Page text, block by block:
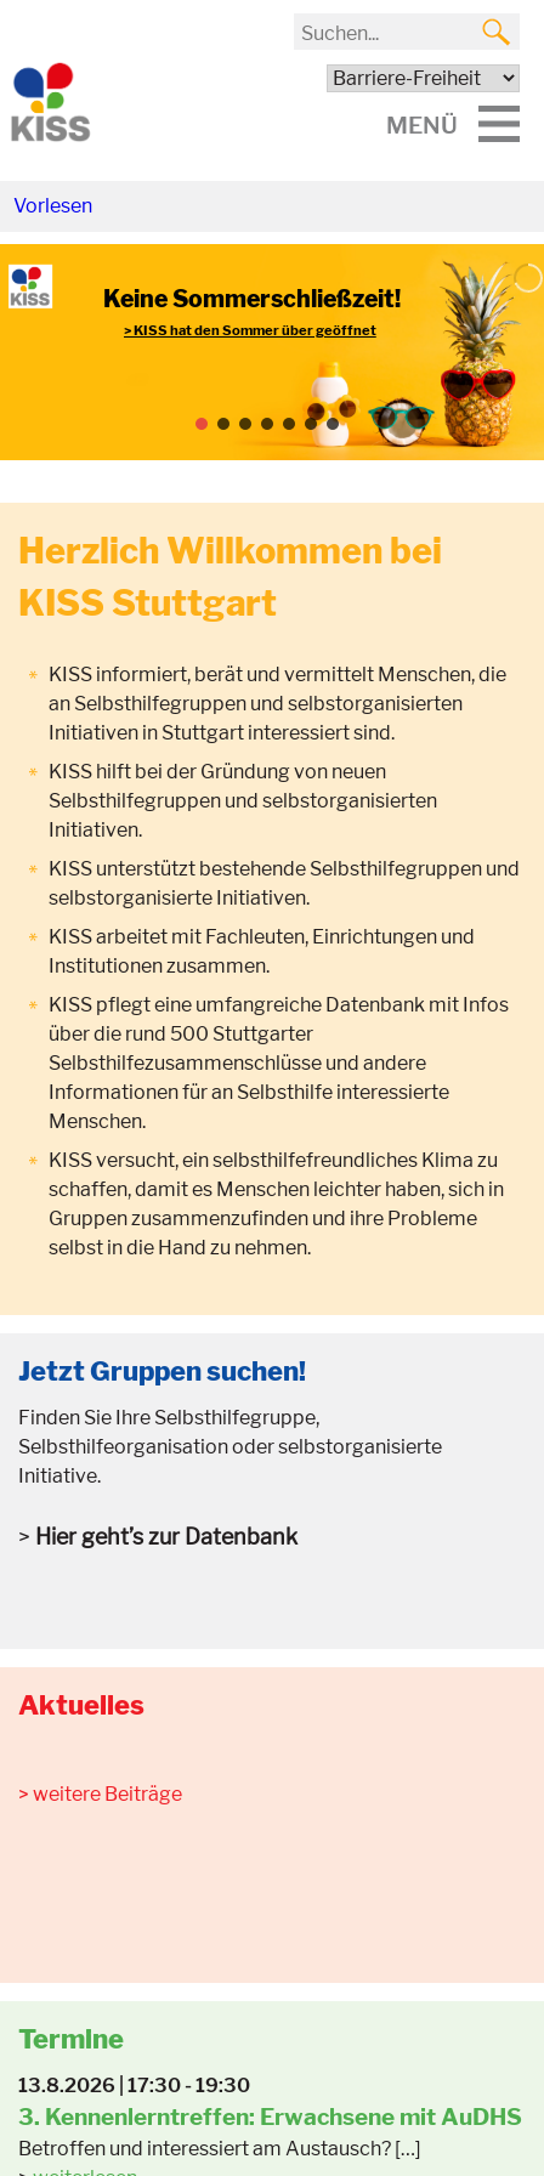
MENÜ
Vorlesen
Keine Sommerschließzeit!
> KISS hat den Sommer über geöffnet
Herzlich Willkommen bei
KISS Stuttgart
KISS informiert, berät und vermittelt Menschen, die
an Selbsthilfegruppen und selbstorganisierten
Initiativen in Stuttgart interessiert sind.
KISS hilft bei der Gründung von neuen
Selbsthilfegruppen und selbstorganisierten
Initiativen.
KISS unterstützt bestehende Selbsthilfegruppen und
selbstorganisierte Initiativen.
KISS arbeitet mit Fachleuten, Einrichtungen und
Institutionen zusammen.
KISS pflegt eine umfangreiche Datenbank mit Infos
über die rund 500 Stuttgarter
Selbsthilfezusammenschlüsse und andere
Informationen für an Selbsthilfe interessierte
Menschen.
KISS versucht, ein selbsthilfefreundliches Klima zu
schaffen, damit es Menschen leichter haben, sich in
Gruppen zusammenzufinden und ihre Probleme
selbst in die Hand zu nehmen.
Jetzt Gruppen suchen!
Finden Sie Ihre Selbsthilfegruppe,
Selbsthilfeorganisation oder selbstorganisierte
Initiative.
Hier geht’s zur Datenbank
Aktuelles
weitere Beiträge
Termine
13.8.2026 | 17:30 - 19:30
3. Kennenlerntreffen: Erwachsene mit AuDHS
Betroffen und interessiert am Austausch? […]